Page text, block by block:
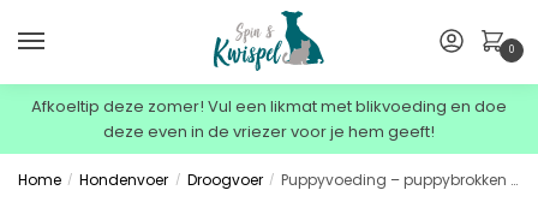
0
Afkoeltip deze zomer! Vul een likmat met blikvoeding en doe
deze even in de vriezer voor je hem geeft!
Home / Hondenvoer / Droogvoer / Puppyvoeding – puppybrokken Greenheart Premiums Puppy All Breeds 3 kg